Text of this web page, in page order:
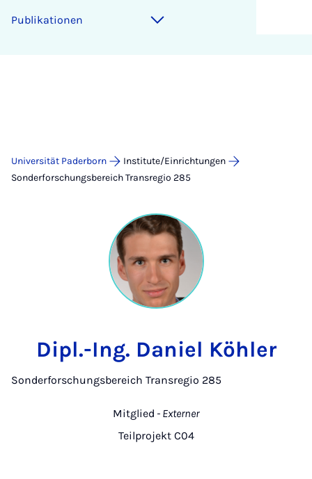
Publikationen
Universität Paderborn
Institute/Einrichtungen
Sonderforschungsbereich Transregio 285
Dipl.-Ing. Daniel Köhler
Sonderforschungsbereich Transregio 285
Mitglied - Externer
Teilprojekt C04